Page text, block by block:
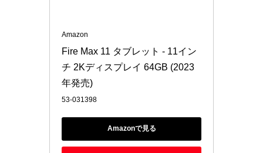
Amazon
Fire Max 11 タブレット - 11イン
チ 2Kディスプレイ 64GB (2023
年発売)
53-031398
Amazonで見る